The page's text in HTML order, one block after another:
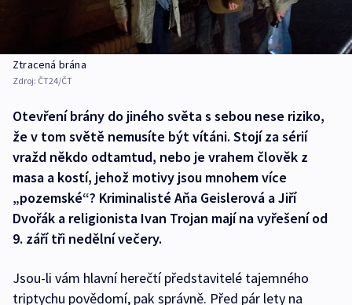
Ztracená brána
Zdroj: ČT24/ČT
Otevření brány do jiného světa s sebou nese riziko,
že v tom světě nemusíte být vítáni. Stojí za sérií
vražd někdo odtamtud, nebo je vrahem člověk z
masa a kostí, jehož motivy jsou mnohem více
„pozemské“? Kriminalisté Aňa Geislerová a Jiří
Dvořák a religionista Ivan Trojan mají na vyřešení od
9. září tři nedělní večery.
Jsou-li vám hlavní herečtí představitelé tajemného
triptychu povědomí, pak správně. Před pár lety na